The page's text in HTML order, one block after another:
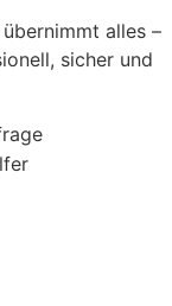
alles –
sicher und